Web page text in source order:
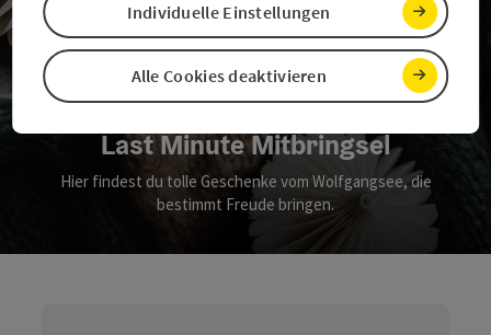
Last Minute Mitbringsel
Hier findest du tolle Geschenke vom Wolfgangsee, die
bestimmt Freude bringen.
Alle Cookies deaktivieren
Individuelle Einstellungen